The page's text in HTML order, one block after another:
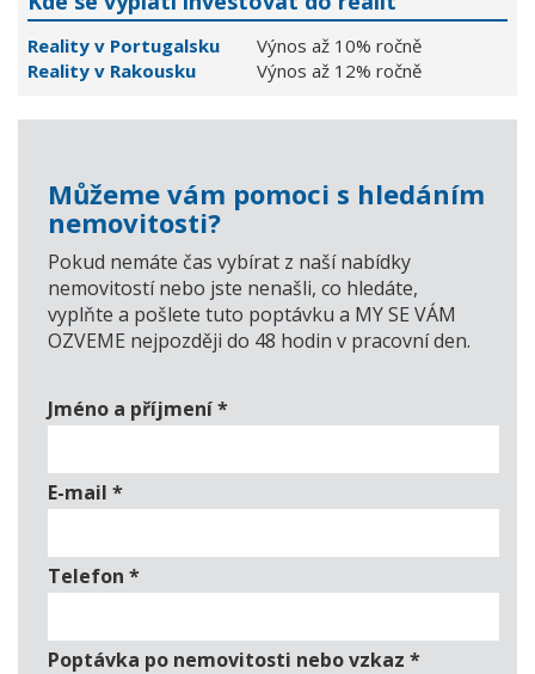
Reality v Portugalsku
Výnos až 10% ročně
Reality v Rakousku
Výnos až 12% ročně
Můžeme vám pomoci s hledáním
nemovitosti?
Pokud nemáte čas vybírat z naší nabídky
nemovitostí nebo jste nenašli, co hledáte,
vyplňte a pošlete tuto poptávku a MY SE VÁM
OZVEME nejpozději do 48 hodin v pracovní den.
Jméno a příjmení*
E-mail *
Telefon *
Poptávka po nemovitosti nebo vzkaz *